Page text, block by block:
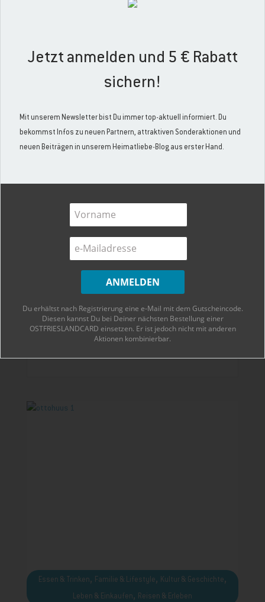
Tipp aus 111 Orte auf
Norderney: Tante Jens
Im King`s Club tritt der Wirt auch mal als Frau im
glitzernden Kostüm und grell geschminkt auf die
Bühne und greift selbst zu Mikrofon. Denn Jens
Langner singt für sein Leben gern, liebt schrille
Zum Beitrag
Essen & Trinken, Familie & Lifestyle, Kultur & Geschichte,
Leben & Einkaufen, Reisen & Erleben
Jetzt anmelden und 5 € Rabatt
sichern!
Mit unserem Newsletter bist Du immer top-aktuell informiert. Du
bekommst Infos zu neuen Partnern, attraktiven Sonderaktionen und
neuen Beiträgen in unserem Heimatliebe-Blog aus erster Hand.
Du erhältst nach Registrierung eine e-Mail mit dem Gutscheincode.
Diesen kannst Du bei Deiner nächsten Bestellung einer
OSTFRIESLANDCARD einsetzen. Er ist jedoch nicht mit anderen
Aktionen kombinierbar.